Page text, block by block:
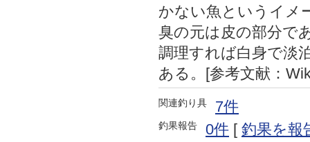
かない魚というイメ
臭の元は皮の部分で
調理すれば白身で淡
ある。[参考文献：
関連釣り具 7件
釣果報告 0件 [ 釣果を報